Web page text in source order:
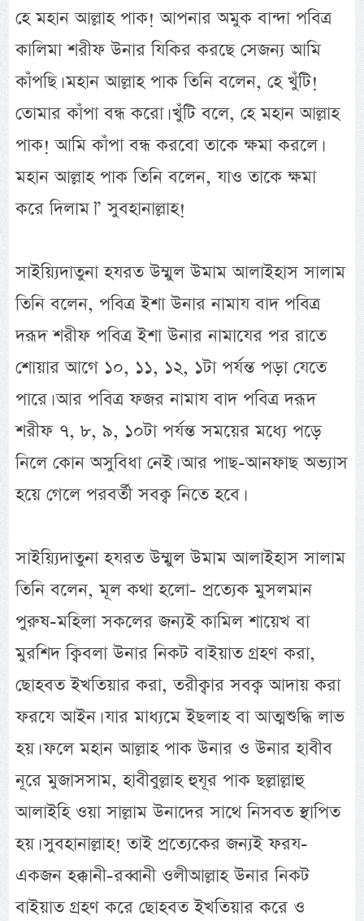
হে মহান আল্লাহ পাক! আপনার অমুক বান্দা পবিত্র
কালিমা শরীফ উনার যিকির করছে সেজন্য আমি
কাঁপছি। মহান আল্লাহ পাক তিনি বলেন, হে খুঁটি!
তোমার কাঁপা বন্ধ করো। খুঁটি বলে, হে মহান আল্লাহ
পাক! আমি কাঁপা বন্ধ করবো তাকে ক্ষমা করলে।
মহান আল্লাহ পাক তিনি বলেন, যাও তাকে ক্ষমা
করে দিলাম।” সুবহানাল্লাহ!
সাইয়্যিদাতুনা হযরত উম্মুল উমাম আলাইহাস সালাম
তিনি বলেন, পবিত্র ইশা উনার নামায বাদ পবিত্র
দরূদ শরীফ পবিত্র ইশা উনার নামাযের পর রাতে
শোয়ার আগে ১০, ১১, ১২, ১টা পর্যন্ত পড়া যেতে
পারে। আর পবিত্র ফজর নামায বাদ পবিত্র দরূদ
শরীফ ৭, ৮, ৯, ১০টা পর্যন্ত সময়ের মধ্যে পড়ে
নিলে কোন অসুবিধা নেই। আর পাছ-আনফাছ অভ্যাস
হয়ে গেলে পরবর্তী সবক্ব নিতে হবে।
সাইয়্যিদাতুনা হযরত উম্মুল উমাম আলাইহাস সালাম
তিনি বলেন, মূল কথা হলো- প্রত্যেক মুসলমান
পুরুষ-মহিলা সকলের জন্যই কামিল শায়েখ বা
মুরশিদ ক্বিবলা উনার নিকট বাইয়াত গ্রহণ করা,
ছোহবত ইখতিয়ার করা, তরীক্বার সবক্ব আদায় করা
ফরযে আইন। যার মাধ্যমে ইছলাহ বা আত্মশুদ্ধি লাভ
হয়। ফলে মহান আল্লাহ পাক উনার ও উনার হাবীব
নূরে মুজাসসাম, হাবীবুল্লাহ হুযূর পাক ছল্লাল্লাহু
আলাইহি ওয়া সাল্লাম উনাদের সাথে নিসবত স্থাপিত
হয়। সুবহানাল্লাহ! তাই প্রত্যেকের জন্যই ফরয-
একজন হক্কানী-রব্বানী ওলীআল্লাহ উনার নিকট
বাইয়াত গ্রহণ করে ছোহবত ইখতিয়ার করে ও